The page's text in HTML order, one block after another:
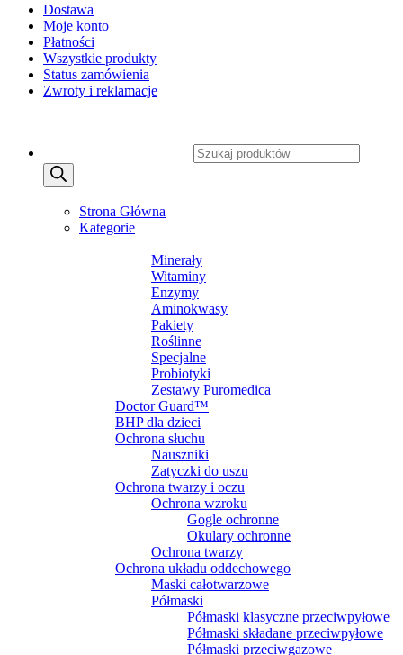
Dostawa
Moje konto
Płatności
Wszystkie produkty
Status zamówienia
Zwroty i reklamacje
Strona Główna
Kategorie
Minerały
Witaminy
Enzymy
Aminokwasy
Pakiety
Roślinne
Specjalne
Probiotyki
Zestawy Puromedica
Doctor Guard™
BHP dla dzieci
Ochrona słuchu
Nauszniki
Zatyczki do uszu
Ochrona twarzy i oczu
Ochrona wzroku
Gogle ochronne
Okulary ochronne
Ochrona twarzy
Ochrona układu oddechowego
Maski całotwarzowe
Półmaski
Półmaski klasyczne przeciwpyłowe
Półmaski składane przeciwpyłowe
Półmaski przeciwgazowe